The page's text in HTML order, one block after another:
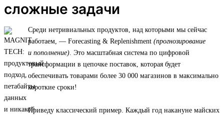
сложные задачи
Среди нетривиальных продуктов, над которыми мы сейчас
работаем, — Forecasting & Replenishment (прогнозирование
и пополнение). Это масштабная система по цифровой
трансформации в цепочке поставок, которая будет
обеспечивать товарами более 30 000 магазинов в максимально
короткие сроки!
Приведу классический пример. Каждый год накануне майских